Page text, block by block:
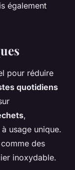
également
pour réduire
quotidiens
,
usage unique.
comme des
inoxydable.